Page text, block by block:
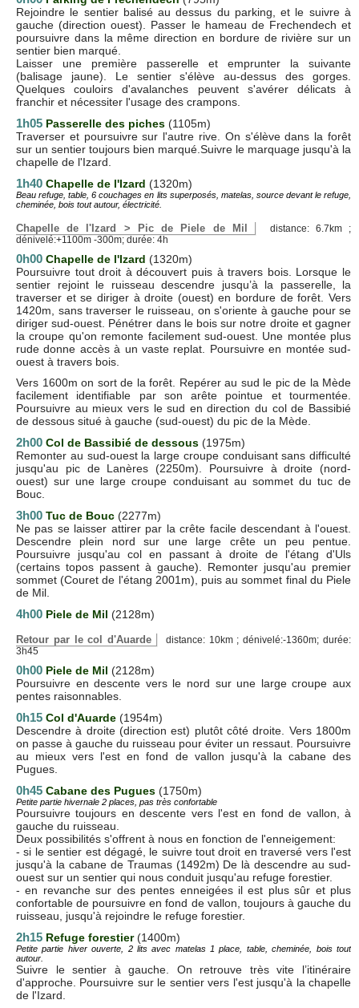
Rejoindre le sentier balisé au dessus du parking, et le suivre à
gauche (direction ouest). Passer le hameau de Frechendech et
poursuivre dans la même direction en bordure de rivière sur un
sentier bien marqué.
Laisser une première passerelle et emprunter la suivante
(balisage jaune). Le sentier s'élève au-dessus des gorges.
Quelques couloirs d'avalanches peuvent s'avérer délicats à
franchir et nécessiter l'usage des crampons.
1h05 Passerelle des piches (1105m)
Traverser et poursuivre sur l'autre rive. On s'élève dans la forêt
sur un sentier toujours bien marqué.Suivre le marquage jusqu'à la
chapelle de l'Izard.
1h40 Chapelle de l'Izard (1320m)
Beau refuge, table, 6 couchages en lits superposés, matelas, source devant le refuge,
cheminée, bois tout autour, électricité.
Chapelle de l'Izard > Pic de Piele de Mil
distance: 6.7km ;
dénivelé:+1100m -300m; durée: 4h
0h00 Chapelle de l'Izard (1320m)
Poursuivre tout droit à découvert puis à travers bois. Lorsque le
sentier rejoint le ruisseau descendre jusqu’à la passerelle, la
traverser et se diriger à droite (ouest) en bordure de forêt. Vers
1420m, sans traverser le ruisseau, on s'oriente à gauche pour se
diriger sud-ouest. Pénétrer dans le bois sur notre droite et gagner
la croupe qu'on remonte facilement sud-ouest. Une montée plus
rude donne accès à un vaste replat. Poursuivre en montée sud-
ouest à travers bois.
Vers 1600m on sort de la forêt. Repérer au sud le pic de la Mède
facilement identifiable par son arête pointue et tourmentée.
Poursuivre au mieux vers le sud en direction du col de Bassibié
de dessous situé à gauche (sud-ouest) du pic de la Mède.
2h00 Col de Bassibié de dessous (1975m)
Remonter au sud-ouest la large croupe conduisant sans difficulté
jusqu'au pic de Lanères (2250m). Poursuivre à droite (nord-
ouest) sur une large croupe conduisant au sommet du tuc de
Bouc.
3h00 Tuc de Bouc (2277m)
Ne pas se laisser attirer par la crête facile descendant à l'ouest.
Descendre plein nord sur une large crête un peu pentue.
Poursuivre jusqu'au col en passant à droite de l'étang d'Uls
(certains topos passent à gauche). Remonter jusqu'au premier
sommet (Couret de l'étang 2001m), puis au sommet final du Piele
de Mil.
4h00 Piele de Mil (2128m)
Retour par le col d'Auarde
distance: 10km ; dénivelé:-1360m; durée:
3h45
0h00 Piele de Mil (2128m)
Poursuivre en descente vers le nord sur une large croupe aux
pentes raisonnables.
0h15 Col d'Auarde (1954m)
Descendre à droite (direction est) plutôt côté droite. Vers 1800m
on passe à gauche du ruisseau pour éviter un ressaut. Poursuivre
au mieux vers l'est en fond de vallon jusqu'à la cabane des
Pugues.
0h45 Cabane des Pugues (1750m)
Petite partie hivernale 2 places, pas très confortable
Poursuivre toujours en descente vers l'est en fond de vallon, à
gauche du ruisseau.
Deux possibilités s'offrent à nous en fonction de l'enneigement:
- si le sentier est dégagé, le suivre tout droit en traversé vers l'est
jusqu'à la cabane de Traumas (1492m) De là descendre au sud-
ouest sur un sentier qui nous conduit jusqu'au refuge forestier.
- en revanche sur des pentes enneigées il est plus sûr et plus
confortable de poursuivre en fond de vallon, toujours à gauche du
ruisseau, jusqu'à rejoindre le refuge forestier.
2h15 Refuge forestier (1400m)
Petite partie hiver ouverte, 2 lits avec matelas 1 place, table, cheminée, bois tout
autour.
Suivre le sentier à gauche. On retrouve très vite l’itinéraire
d'approche. Poursuivre sur le sentier vers l'est jusqu'à la chapelle
de l'Izard.